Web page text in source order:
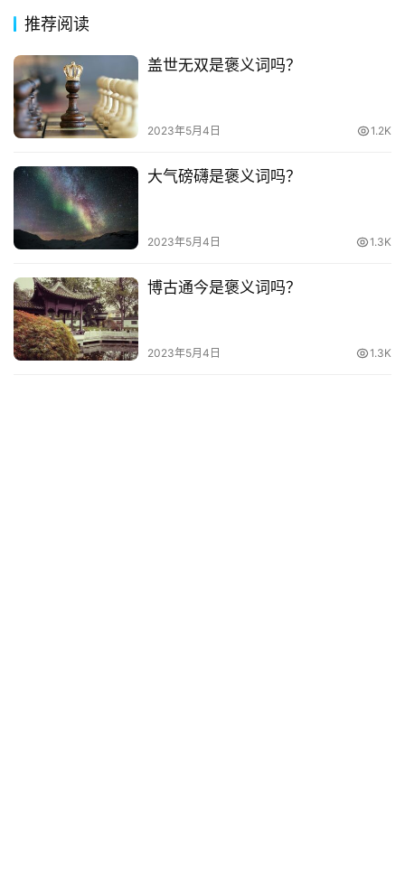
诗
常
用
贺
网
络
热
电
影
台
登录
推荐阅读
盖世无双是褒义词吗？
2023年5月4日 1.2K
大气磅礴是褒义词吗？
2023年5月4日 1.3K
博古通今是褒义词吗？
2023年5月4日 1.3K